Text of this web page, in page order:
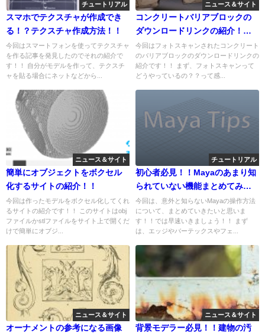
チュートリアル
スマホでテクスチャが作成でき
る！？テクスチャ作成方法！！
今回はスマートフォンを使ってテクスチャ
を作る記事を発見したのでそれの紹介で
す！！ 自分がモデルを作って、テクスチ
ャを貼る場合にネットなどから...
ニュース＆サイト
コンクリートバリアブロックの
ダウンロードリンクの紹介！！
解説PDFもあるよ！←こっちは
無料
今回はフォトスキャンされたコンクリート
のバリアブロックのダウンロードリンクの
紹介です！！ まず、フォトスキャンって
どうやっているの？？って感...
ニュース＆サイト
簡単にオブジェクトをボクセル
化するサイトの紹介！！
今回は作ったモデルをボクセル化してくれ
るサイトの紹介です！！ このサイトはobj
ファイルかstlファイルをサイト上で開くだ
けで簡単にオブジ...
チュートリアル
初心者必見！！Mayaのあまり知
られていない機能まとめてみま
した！！
今回は、意外と知らないMayaの操作方法
について、まとめていきたいと思いま
す！！では早速いきましょう！！ まず
は、エッジやバーテックスやフェ...
ニュース＆サイト
オーナメントの参考になる画像
ニュース＆サイト
背景モデラー必見！！建物の汚